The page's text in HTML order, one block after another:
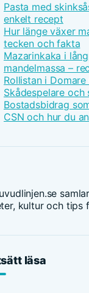
Pasta med
enkelt recept
Hur länge växer
tecken och fakta
Mazarinkaka i
mandelmassa –
Rollistan i
Skådespelare och
Bostadsbidrag
CSN och hur du
kultur och tips
läsa